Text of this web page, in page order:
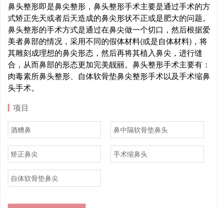
鼻头整形即是鼻尖整形，鼻头整形手术主要是通过手术的方
式矫正先天或者后天造成的鼻尖形状不正或是肥大的问题。
鼻头整形的手术方式是通过在鼻尖做一个切口，然后根据爱
美者鼻部的情况，采用不同的假体材料(或是自体材料)，将
其雕刻成理想的鼻尖形态，然后再将其植入鼻尖，进行缝
合，从而鼻部的形态更加完美靓丽。鼻头整形手术主要有：
肉毒素所鼻头整形、自体软骨垫鼻尖整形手术以及手术缩鼻
头手术。
项目
酒糟鼻 鼻中隔软骨垫鼻头
矫正鼻尖 手术缩鼻头
自体软骨垫鼻尖